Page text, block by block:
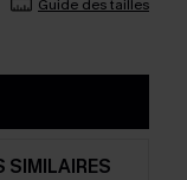
Guide des tailles
SIMILAIRES